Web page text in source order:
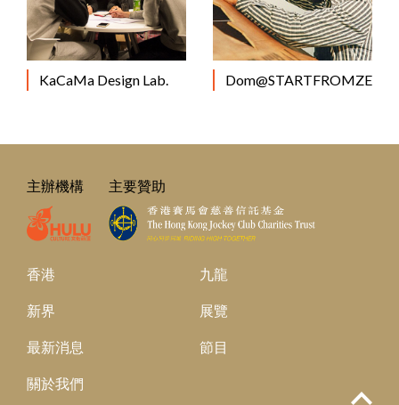
KaCaMa Design Lab. Dom@STARTFROMZERO
主辦機構 主要贊助
香港 九龍
新界 展覽
最新消息 節目
關於我們